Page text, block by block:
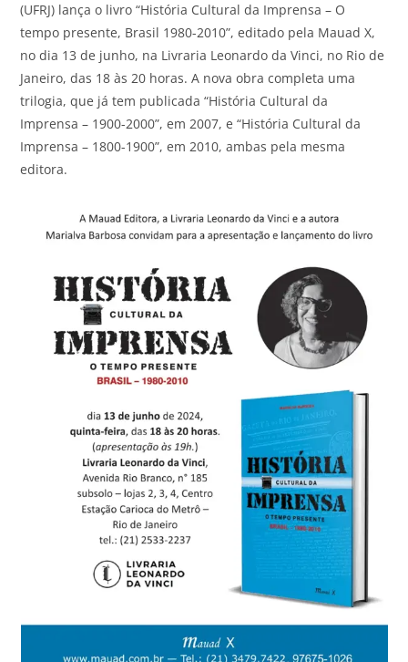
(UFRJ) lança o livro “História Cultural da Imprensa – O
tempo presente, Brasil 1980-2010”, editado pela Mauad X,
no dia 13 de junho, na Livraria Leonardo da Vinci, no Rio de
Janeiro, das 18 às 20 horas. A nova obra completa uma
trilogia, que já tem publicada “História Cultural da
Imprensa – 1900-2000”, em 2007, e “História Cultural da
Imprensa – 1800-1900”, em 2010, ambas pela mesma
editora.